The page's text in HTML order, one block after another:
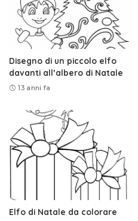
Disegno di un piccolo elfo
davanti all’albero di Natale
13 anni fa
Elfo di Natale da colorare